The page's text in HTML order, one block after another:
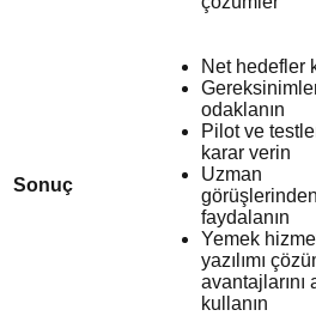
Sonuç
Net hedefler
odaklanın
Pilot ve
karar verin
Uzman
görüşlerinden
faydalanın
Yemek
yazılımı
avantajlarını
kullanın